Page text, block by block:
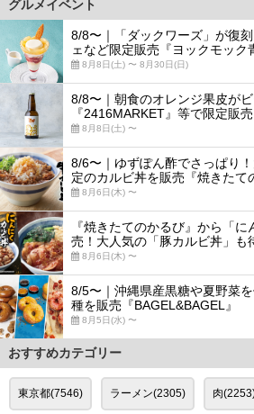
グルメイベント
8/8〜｜「ダックワーズ」が復
ェなど限定販売『ヨックモック
8月8日(土) 〜 8月30日(日)
8/8〜｜朝食のオレンジ果皮が
『2416MARKET』等で限定販
8月8日(土) 〜
8/6〜｜ゆずぽん酢でさっぱり
定のカルビ丼を販売『焼きたて
8月6日(木) 〜
『焼きたてのかるび』から「
売！大人気の「豚カルビ丼」も
8月6日(木) 〜
8/5〜｜沖縄県産黒糖や夏野菜
種を販売『BAGEL&BAGEL』
8月5日(水) 〜
おすすめカテゴリー
東京都(7546) ラーメン(2305) 肉